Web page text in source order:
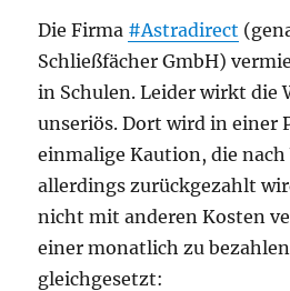
Die Firma #Astradirect
Schließfächer GmbH)
in Schulen. Leider wirkt die
unseriös. Dort wird in einer
einmalige Kaution, die nach
allerdings zurückgezahlt
nicht mit anderen Kosten
einer monatlich zu
gleichgesetzt: